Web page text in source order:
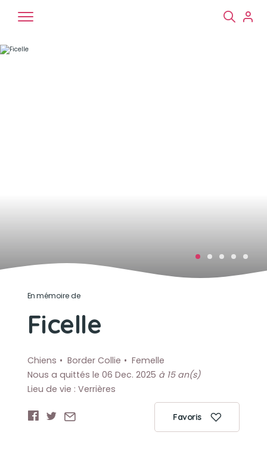
En mémoire de
Ficelle
Chiens Border Collie
Femelle
Nous a quittés le 06 Dec. 2025 à 15 an(s)
Lieu de vie : Verrières
Favoris